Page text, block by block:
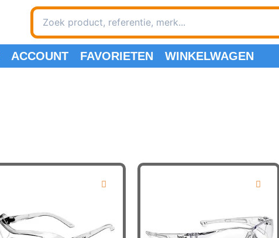
Zoeken
naar:
ACCOUNT FAVORIETEN WINKELWAGEN